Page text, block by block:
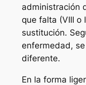
administración
que falta (VIII o
sustitución.
enfermedad,
diferente.
En la forma